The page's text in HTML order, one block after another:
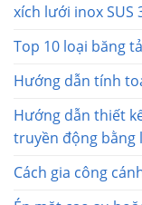
xích lưới inox SUS
Top 10 loại băng
Hướng dẫn tính
Hướng dẫn thiết
truyền động bằng
Cách gia công